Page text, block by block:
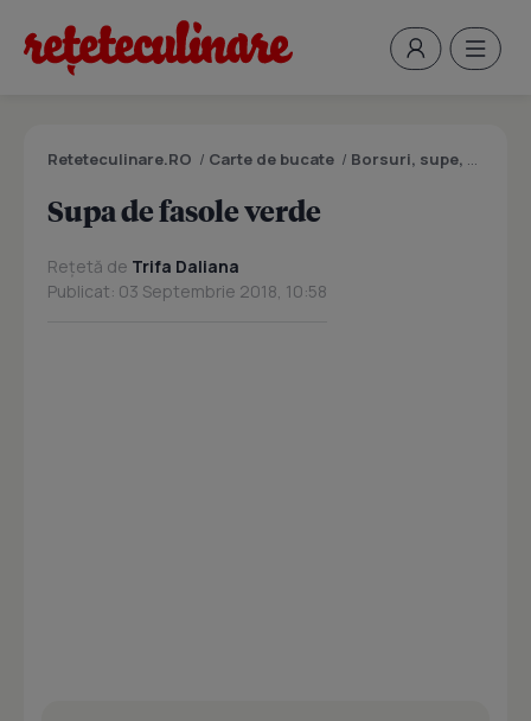
Reteteculinare.RO / Carte de bucate / Borsuri, supe, ciorbe
Supa de fasole verde
Rețetă de Trifa Daliana
Publicat: 03 Septembrie 2018, 10:58